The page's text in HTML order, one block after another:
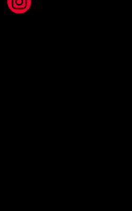
Instagram